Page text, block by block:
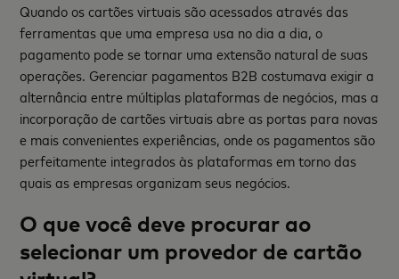
Quando os cartões virtuais são acessados através das
ferramentas que uma empresa usa no dia a dia, o
pagamento pode se tornar uma extensão natural de suas
operações. Gerenciar pagamentos B2B costumava exigir a
alternância entre múltiplas plataformas de negócios, mas a
incorporação de cartões virtuais abre as portas para novas
e mais convenientes experiências, onde os pagamentos são
perfeitamente integrados às plataformas em torno das
quais as empresas organizam seus negócios.
O que você deve procurar ao
selecionar um provedor de cartão